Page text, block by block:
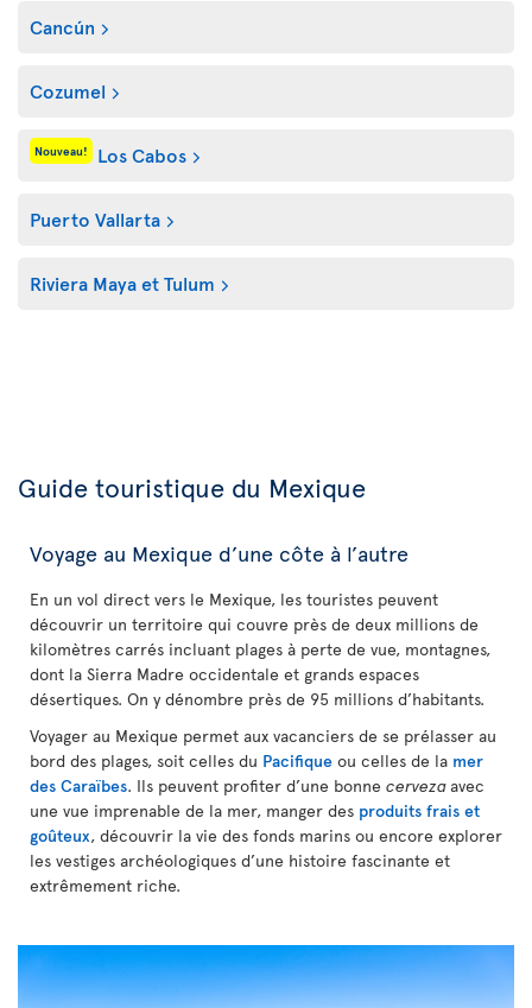
Cancún
Cozumel
Nouveau! Los Cabos
Puerto Vallarta
Riviera Maya et Tulum
Guide touristique du Mexique
Voyage au Mexique d’une côte à l’autre
En un vol direct vers le Mexique, les touristes peuvent
découvrir un territoire qui couvre près de deux millions de
kilomètres carrés incluant plages à perte de vue, montagnes,
dont la Sierra Madre occidentale et grands espaces
désertiques. On y dénombre près de 95 millions d’habitants.
Voyager au Mexique permet aux vacanciers de se prélasser au
bord des plages, soit celles du Pacifique ou celles de la mer
des Caraïbes. Ils peuvent profiter d’une bonne cervezaavec
une vue imprenable de la mer, manger des produits frais et
goûteux, découvrir la vie des fonds marins ou encore explorer
les vestiges archéologiques d’une histoire fascinante et
extrêmement riche.